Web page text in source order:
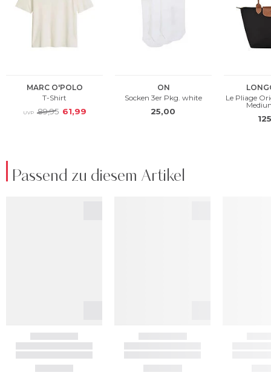
Passend zu diesem Artikel